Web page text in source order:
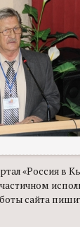
«Россия в
сайта